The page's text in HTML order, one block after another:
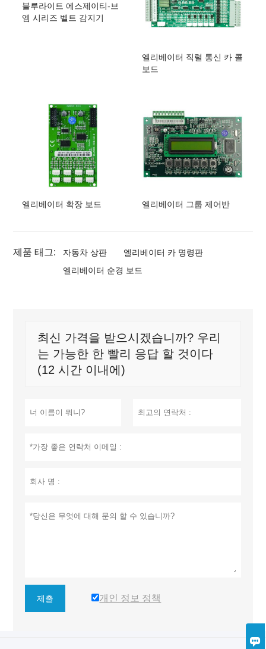

블루라이트 에스제이티-브
엠 시리즈 벨트 감지기
엘리베이터 직렬 통신 카 콜
보드
엘리베이터 확장 보드 엘리베이터 그룹 제어반
제품 태그: 자동차 상판
엘리베이터 카 명령판
엘리베이터 순경 보드
최신 가격을 받으시겠습니까? 우리
는 가능한 한 빨리 응답 할 것이다
(12 시간 이내에)
제출 개인 정보 정책